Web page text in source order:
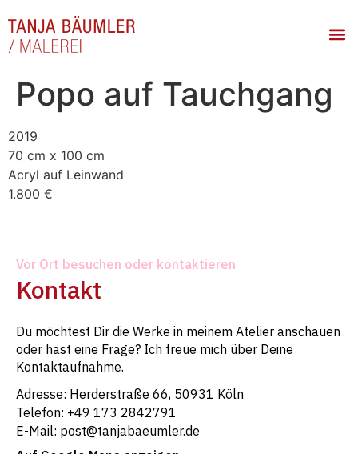
Popo auf Tauchgang
2019
70 cm x 100 cm
Acryl auf Leinwand
1.800 €
Vor Ort besuchen oder kontaktieren
Kontakt
Du möchtest Dir die Werke in meinem Atelier anschauen
oder hast eine Frage? Ich freue mich über Deine
Kontaktaufnahme.
Adresse: Herderstraße 66, 50931 Köln
Telefon: +49 173 2842791
E-Mail: post@tanjabaeumler.de